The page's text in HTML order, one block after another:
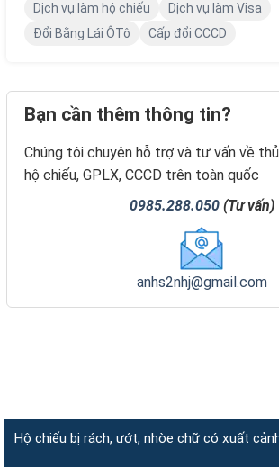
Dịch vụ làm hộ chiếu
Dịch vụ làm Visa
Đổi Bằng Lái ÔTô
Cấp đổi CCCD
Bạn cần thêm thông tin?
Chúng tôi chuyên hỗ trợ và tư vấn về
hộ chiếu, GPLX, CCCD trên toàn quốc
0985.288.050(Tư vấn)
anhs2nhj@gmail.com
Hộ chiếu bị rách, ướt, nhòe chữ có xuất